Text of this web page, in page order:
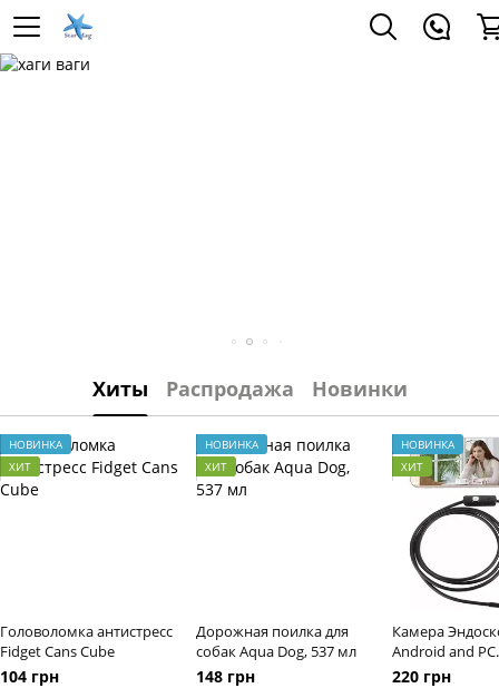
Хиты Распродажа Новинки
НОВИНКА
ХИТ
Головоломка антистресс
Fidget Cans Cube
104 грн
НОВИНКА
ХИТ
Дорожная поилка для
собак Aqua Dog, 537 мл
148 грн
НОВИНКА
ХИТ
Камера
Android and PC
Endoscope ·
камера 2
220 грн